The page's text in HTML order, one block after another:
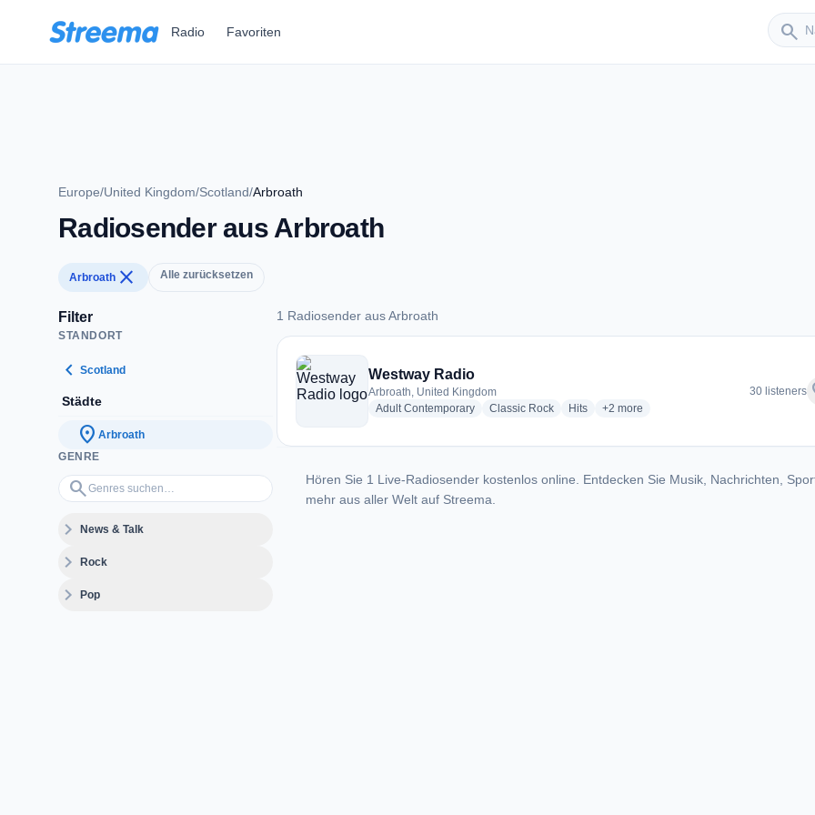
Radio Favoriten search
Sender
Europe/United Kingdom/Scotland/Arbroath
Radiosender aus Arbroath
Arbroath close Alle zurücksetzen
Filter
STANDORT
chevron_left Scotland
Städte
location_on Arbroath
GENRE
search
Genres suchen…
expand_moreNews & Talk
expand_moreRock
expand_morePop
1 Radiosender aus Arbroath
1 Radiosender aus Arbroath
Westway Radio
Arbroath, United Kingdom
Adult Contemporaryradio stations
Classic Rockradio stations
Hitsradio stations
+2 more genres for Westway Radio
more
30 listeners
Hören Sie 1 Live-Radiosender kostenlos online. Entdecken Sie Musik, Nachrichten,
mehr aus aller Welt auf Streema.